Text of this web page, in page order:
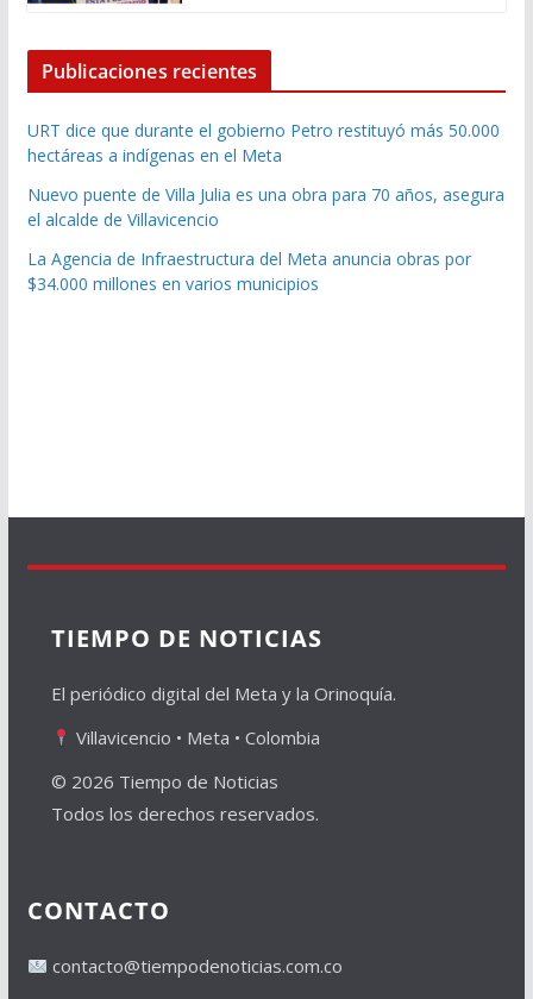
Publicaciones recientes
URT dice que durante el gobierno Petro restituyó más 50.000
hectáreas a indígenas en el Meta
Nuevo puente de Villa Julia es una obra para 70 años, asegura
el alcalde de Villavicencio
La Agencia de Infraestructura del Meta anuncia obras por
$34.000 millones en varios municipios
TIEMPO DE NOTICIAS
El periódico digital del Meta y la Orinoquía.
Villavicencio • Meta • Colombia
© 2026 Tiempo de Noticias
Todos los derechos reservados.
CONTACTO
contacto@tiempodenoticias.com.co